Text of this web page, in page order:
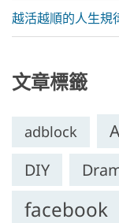
越活越順的人生規
文章標籤
adblock
DIY
facebook